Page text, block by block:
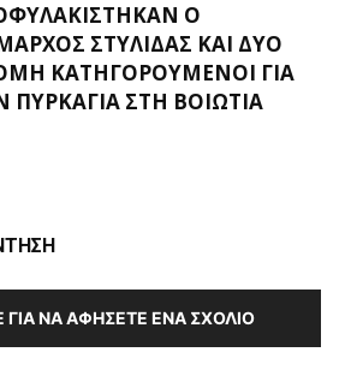
Ο
ΣΤΥΛΊΔΑΣ ΚΑΙ ΔΎΟ
ΚΑΤΗΓΟΡΟΎΜΕΝΟΙ ΓΙΑ
ΠΥΡΚΑΓΙΆ ΣΤΗ ΒΟΙΩΤΊΑ
ΓΙΑ ΝΑ ΑΦΉΣΕΤΕ ΈΝΑ ΣΧΌΛΙΟ